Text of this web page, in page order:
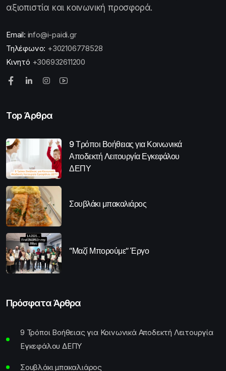
αξιοπιστία και κοινωνική προσφορά.
Email: info@i-paidi.gr
Τηλέφωνο: +302106778528
Κινητό +306932611200
Top Άρθρα
9 Τρόποι Βοήθειας για Κοινωνικά
Αποδεκτή Λειτουργία Εγκεφάλου
ΔΕΠΥ
Σουβλάκι μπακαλιάρος
“Μαζί Μπορούμε” Έργο
Πρόσφατα Άρθρα
9 Τρόποι Βοήθειας για Κοινωνικά Αποδεκτή Λειτουργία
Εγκεφάλου ΔΕΠΥ
Σουβλάκι μπακαλιάρος